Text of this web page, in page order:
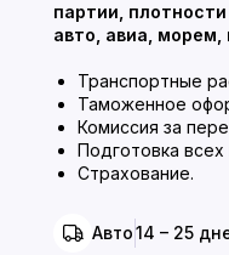
партии,
авто, авиа,
Транспортные
Таможенное
Комиссия за
Подготовка
Страхование.
Авто14 – 25